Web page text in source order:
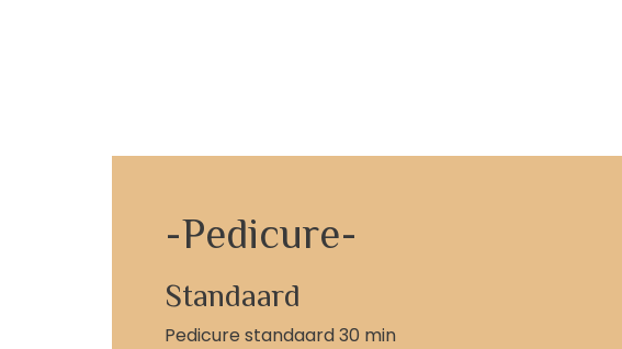
-Pedicure-
Standaard
Pedicure standaard 30 min